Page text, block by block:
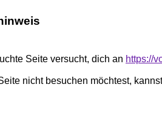
Seite versucht, dich an https://
nicht besuchen möchtest,